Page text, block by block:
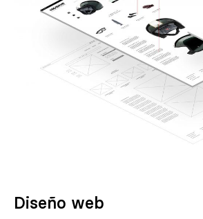
Diseño web